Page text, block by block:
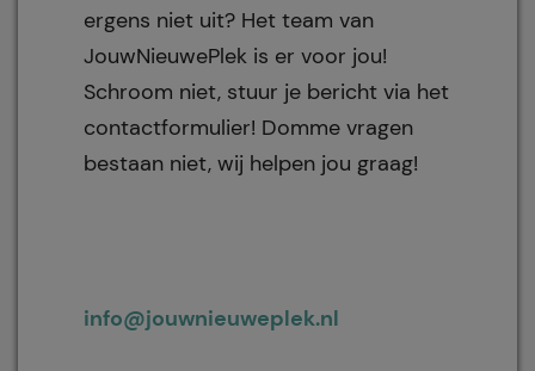
ergens niet uit? Het team van
JouwNieuwePlek is er voor jou!
Schroom niet, stuur je bericht via het
contactformulier! Domme vragen
bestaan niet, wij helpen jou graag!
info@jouwnieuweplek.nl